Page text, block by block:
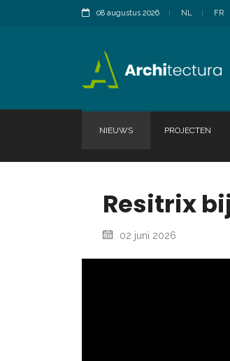
08 augustus 2026 NL FR
NIEUWS PROJECTEN
Resitrix
02 juni 2026